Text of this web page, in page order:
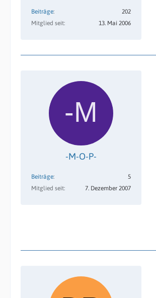
Beiträge
202
Mitglied seit
13. Mai 2006
-M-O-P-
Beiträge
5
Mitglied seit
7. Dezember 2007